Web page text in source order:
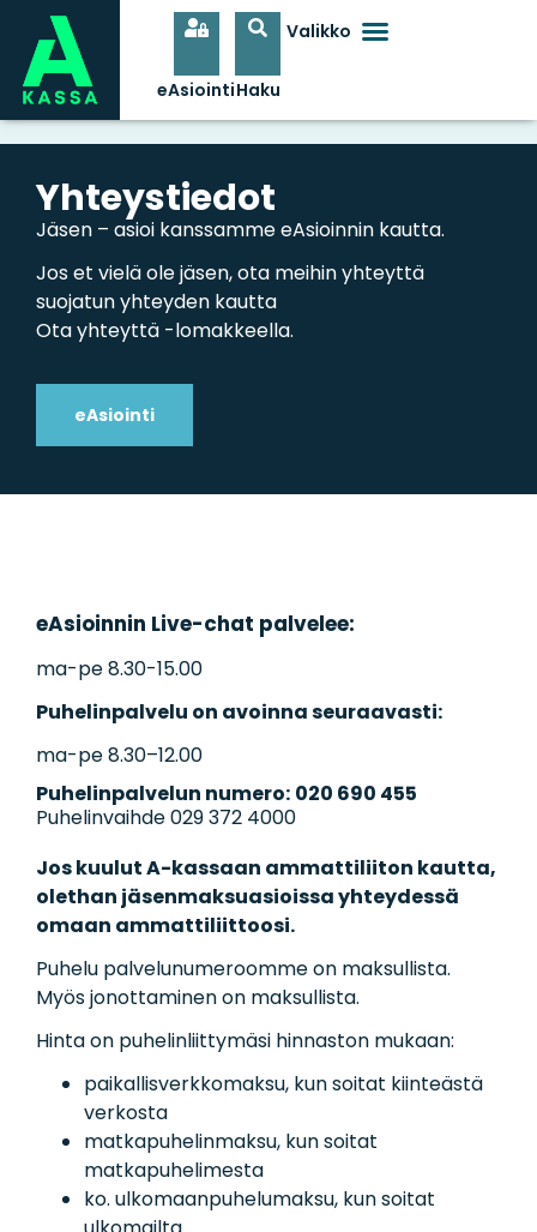
Yhteystiedot
Jäsen – asioi kanssamme eAsioinnin kautta.
Jos et vielä ole jäsen, ota meihin yhteyttä
suojatun yhteyden kautta
Ota yhteyttä -lomakkeella.
eAsiointi
eAsioinnin Live-chat palvelee:
ma-pe 8.30-15.00
Puhelinpalvelu on avoinna seuraavasti:
ma-pe 8.30–12.00
Puhelinpalvelun numero: 020 690 455
Puhelinvaihde 029 372 4000
Jos kuulut A-kassaan ammattiliiton kautta,
olethan jäsenmaksuasioissa yhteydessä
omaan ammattiliittoosi.
Puhelu palvelunumeroomme on maksullista.
Myös jonottaminen on maksullista.
Hinta on puhelinliittymäsi hinnaston mukaan:
paikallisverkkomaksu, kun soitat kiinteästä
verkosta
matkapuhelinmaksu, kun soitat
matkapuhelimesta
ko. ulkomaanpuhelumaksu, kun soitat